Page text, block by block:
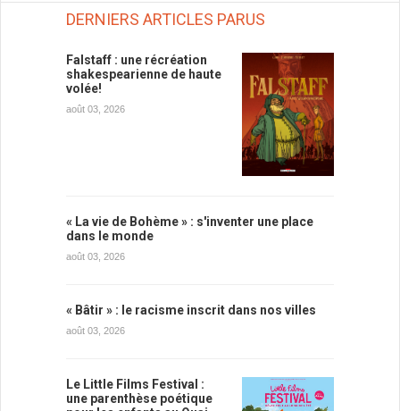
DERNIERS ARTICLES PARUS
Falstaff : une récréation
shakespearienne de haute
volée!
août 03, 2026
« La vie de Bohème » : s'inventer une place
dans le monde
août 03, 2026
« Bâtir » : le racisme inscrit dans nos villes
août 03, 2026
Le Little Films Festival :
une parenthèse poétique